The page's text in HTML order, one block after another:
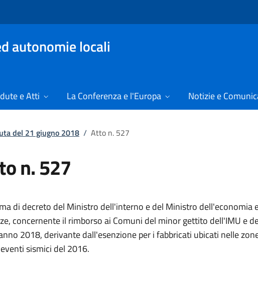
autonomie locali
e Atti La Conferenza e l'Europa Notizie e
del 21 giugno 2018 / Atto n. 527
n. 527
di decreto del Ministro dell'interno e del Ministro dell'economia
concernente il rimborso ai Comuni del minor gettito dell'IMU e
2018, derivante dall'esenzione per i fabbricati ubicati nelle
eventi sismici del 2016.